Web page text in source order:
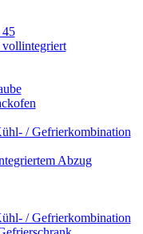
vollintegriert
/ Gefrierkombination
Abzug
/ Gefrierkombination